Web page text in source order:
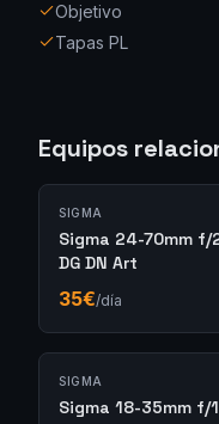
Objetivo
Tapas PL
Equipos
SIGMA
Sigma 24-70mm f/
DG DN Art
35€/día
SIGMA
Sigma 18-35mm f/